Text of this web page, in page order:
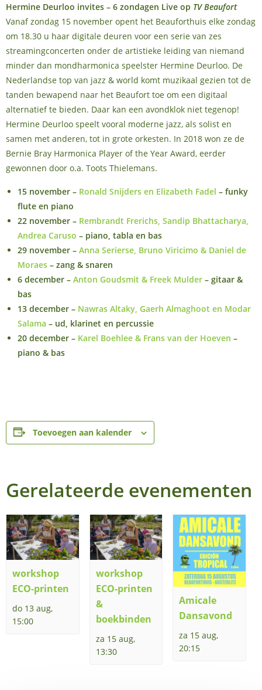
Hermine Deurloo invites – 6 zondagen Live op TV Beaufort
Vanaf zondag 15 november opent het Beauforthuis elke zondag
om 18.30 u haar digitale deuren voor een serie van zes
streamingconcerten onder de artistieke leiding van niemand
minder dan mondharmonica speelster Hermine Deurloo. De
Nederlandse top van jazz & world komt muzikaal gezien tot de
tanden bewapend naar het Beaufort toe om een digitaal
alternatief te bieden. Daar kan een avondklok niet tegenop!
Hermine Deurloo speelt vooral moderne jazz, als solist en
samen met anderen, tot in grote orkesten. In 2018 won ze de
Bernie Bray Harmonica Player of the Year Award, eerder
gewonnen door o.a. Toots Thielemans.
15 november – Ronald Snijders en Elizabeth Fadel – funky
flute en piano
22 november – Rembrandt Frerichs, Sandip Bhattacharya,
Andrea Caruso – piano, tabla en bas
29 november – Anna Serierse, Bruno Viricimo & Daniel de
Moraes – zang & snaren
6 december – Anton Goudsmit & Freek Mulder – gitaar &
bas
13 december – Nawras Altaky, Gaerh Almaghoot en Modar
Salama – ud, klarinet en percussie
20 december – Karel Boehlee & Frans van der Hoeven –
piano & bas
Toevoegen aan kalender
Gerelateerde evenementen
workshop
ECO-printen
do 13 aug,
15:00
workshop
ECO-printen
&
boekbinden
za 15 aug,
13:30
Amicale
Dansavond
za 15 aug,
20:15